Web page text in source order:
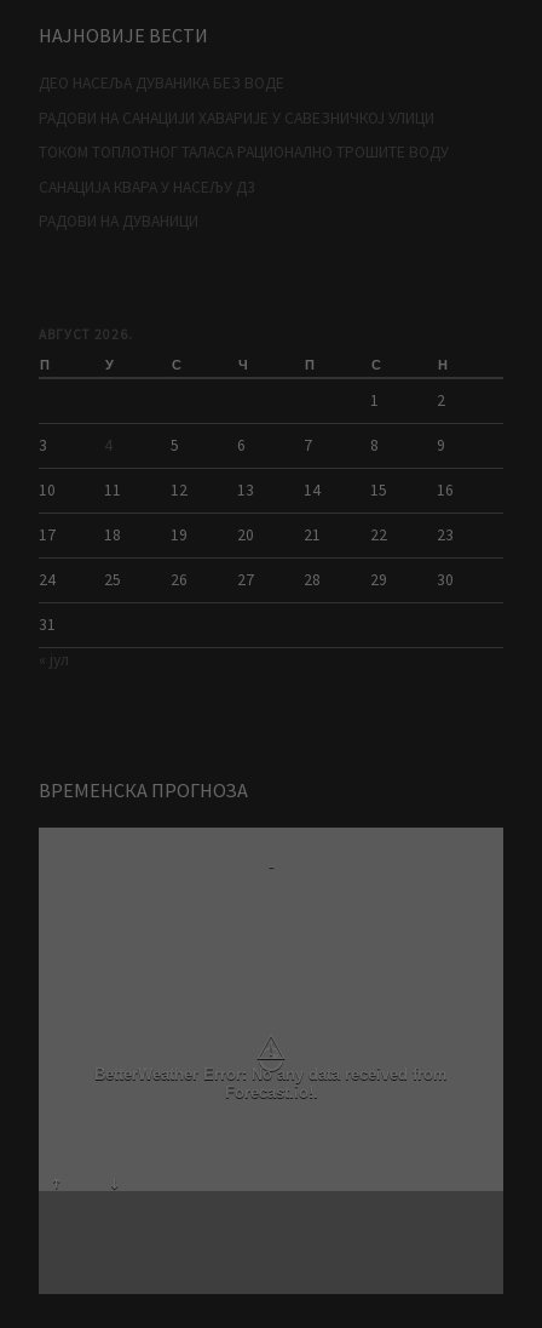
НАЈНОВИЈЕ ВЕСТИ
ДЕО НАСЕЉА ДУВАНИКА БЕЗ ВОДЕ
РАДОВИ НА САНАЦИЈИ ХАВАРИЈЕ У САВЕЗНИЧКОЈ УЛИЦИ
ТОКОМ ТОПЛОТНОГ ТАЛАСА РАЦИОНАЛНО ТРОШИТЕ ВОДУ
САНАЦИЈА КВАРА У НАСЕЉУ Д3
РАДОВИ НА ДУВАНИЦИ
АВГУСТ 2026.
П У С Ч П С Н
1 2
3 4 5 6 7 8 9
10 11 12 13 14 15 16
17 18 19 20 21 22 23
24 25 26 27 28 29 30
31
« јул
ВРЕМЕНСКА ПРОГНОЗА
-
⚠
BetterWeather Error: No any data received from
Forecast.io!.